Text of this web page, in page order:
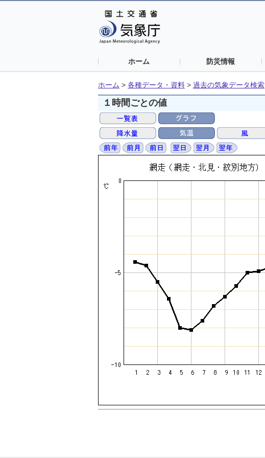
ホーム 防災情報
ホーム > 各種データ・資料 > 過去の気象データ検索
１時間ごとの値